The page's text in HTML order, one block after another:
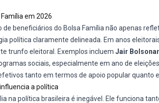
em 2026
de beneficiários do Bolsa Família não apenas
política claramente delineada. Em anos
trunfo eleitoral. Exemplos incluem Jair
sociais, especialmente em ano de
tanto em termos de apoio popular quanto
a política
na política brasileira é inegável. Ele funciona